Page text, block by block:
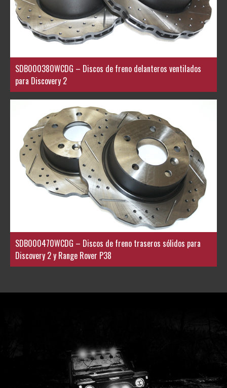
SDB000380WCDG – Discos de freno delanteros ventilados
para Discovery 2
SDB000470WCDG – Discos de freno traseros sólidos para
Discovery 2 y Range Rover P38